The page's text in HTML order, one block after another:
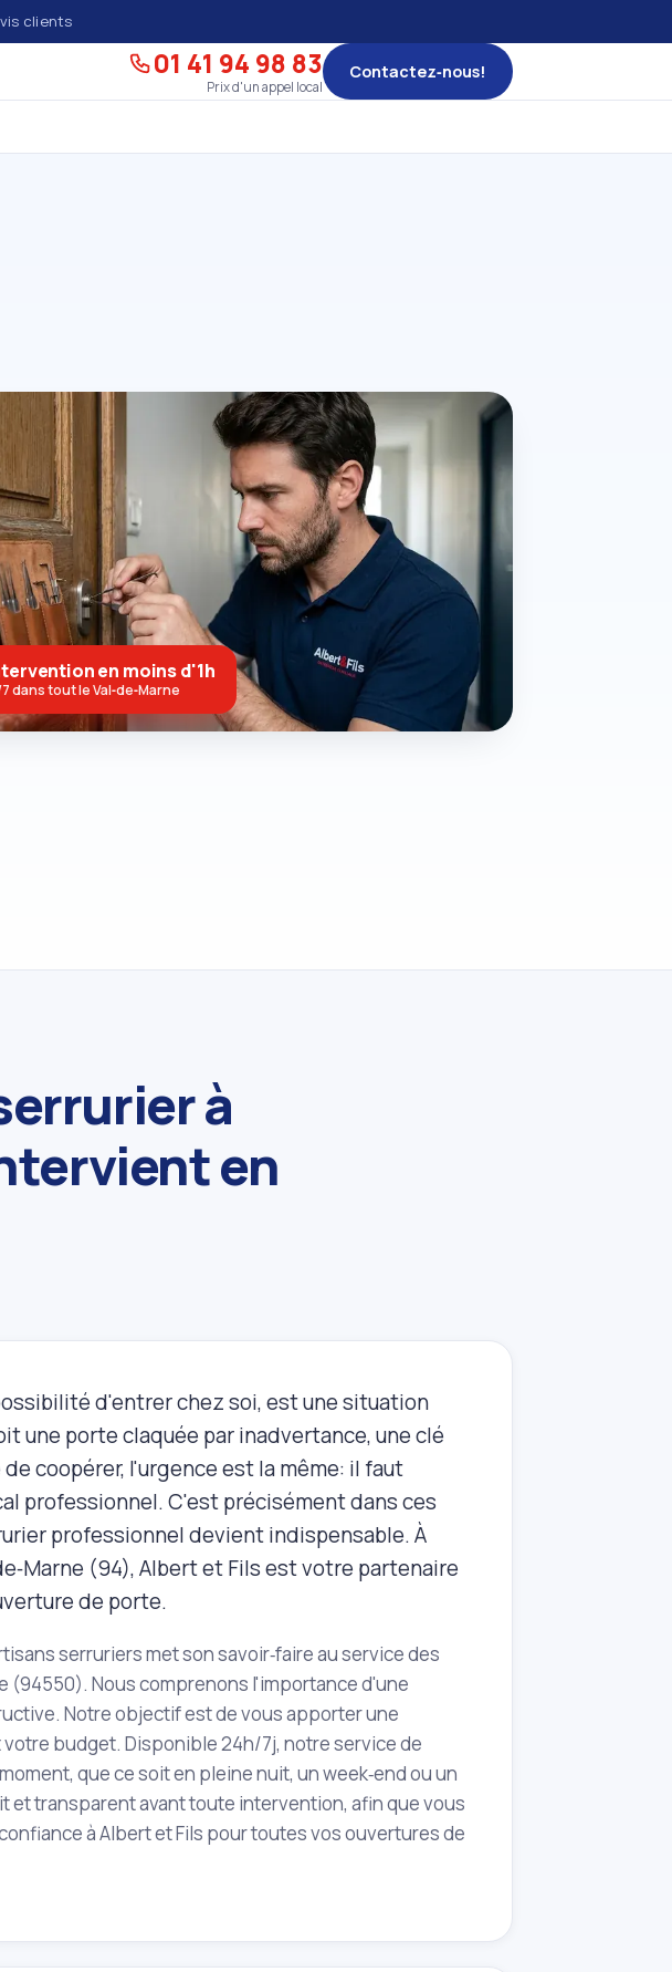
clients
01 41 94 98 83
Prix d'un appel local
Contactez‑nous!
en moins d'1h
dans tout le Val‑de‑Marne
à
en
d'entrer chez soi, est une situation
une porte claquée par inadvertance, une clé
coopérer, l'urgence est la même: il faut
professionnel. C'est précisément dans ces
professionnel devient indispensable. À
(94), Albert et Fils est votre partenaire
de porte.
serruriers met son savoir‑faire au service des
(94550). Nous comprenons l'importance d'une
Notre objectif est de vous apporter une
budget. Disponible 24h/7j, notre service de
que ce soit en pleine nuit, un week‑end ou un
et transparent avant toute intervention, afin que vous
à Albert et Fils pour toutes vos ouvertures de